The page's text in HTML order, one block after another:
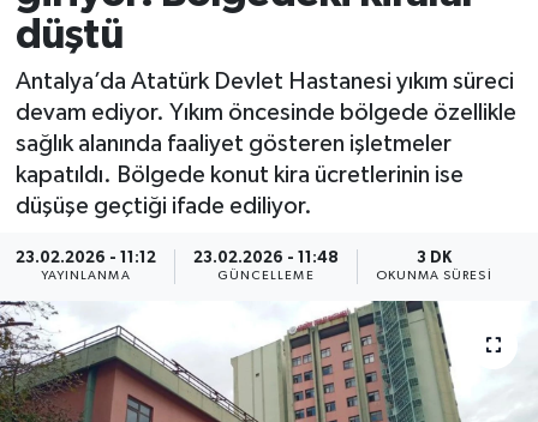
düştü
Antalya’da Atatürk Devlet Hastanesi yıkım süreci
devam ediyor. Yıkım öncesinde bölgede özellikle
sağlık alanında faaliyet gösteren işletmeler
kapatıldı. Bölgede konut kira ücretlerinin ise
düşüşe geçtiği ifade ediliyor.
23.02.2026 - 11:12
YAYINLANMA
23.02.2026 - 11:48
GÜNCELLEME
3 DK
OKUNMA SÜRESI
Spor
Yaşam
Asayiş
Sağlık
Magazin
Tüm Manşetler
Son Dakika Haberleri
Haber Arşivi